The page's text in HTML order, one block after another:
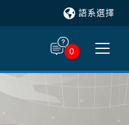
語系選擇
0